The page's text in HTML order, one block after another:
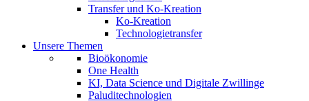
Transfer und Ko-Kreation
Ko-Kreation
Technologietransfer
Unsere Themen
Bioökonomie
One Health
KI, Data Science und Digitale Zwillinge
Paluditechnologien